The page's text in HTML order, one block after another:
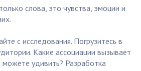
слова, это чувства, эмоции и
с исследования. Погрузитесь в
Какие ассоциации вызывает
удивить? Разработка